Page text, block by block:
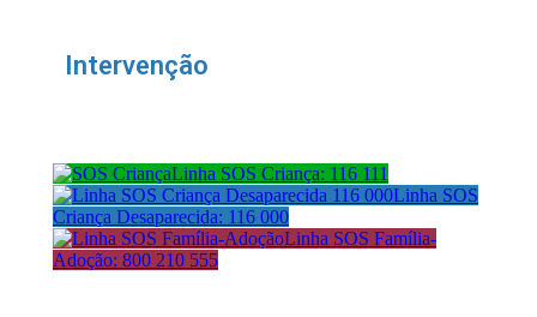
Intervenção
Linha SOS Criança: 116 111
Linha SOS
Criança Desaparecida: 116 000
Linha SOS Família-
Adoção: 800 210 555